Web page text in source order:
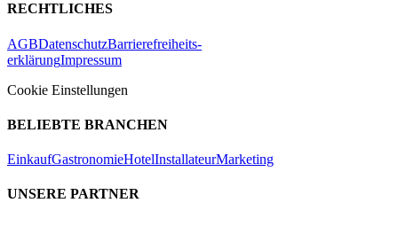
RECHTLICHES
AGBDatenschutzBarrierefreiheits-
erklärungImpressum
Cookie Einstellungen
BELIEBTE BRANCHEN
EinkaufGastronomieHotelInstallateurMarketing
UNSERE PARTNER